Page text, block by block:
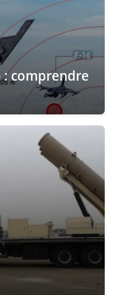
: comprendre